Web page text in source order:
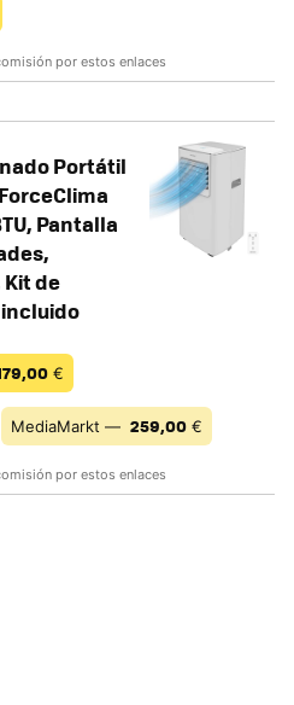
por estos enlaces
Portátil
Pantalla
de
€
MediaMarkt — 259,00 €
por estos enlaces